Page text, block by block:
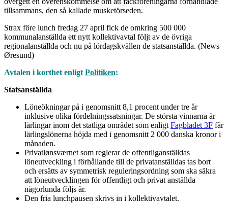
tillsammans, den så kallade musketörseden.
Strax före lunch fredag 27 april fick de omkring 500 000
kommunalanställda ett nytt kollektivavtal följt av de övriga
regionalanställda och nu på lördagskvällen de statsanställda. (News
Øresund)
Avtalen i korthet enligt Politiken:
Statsanställda
Löneökningar på i genomsnitt 8,1 procent under tre år
inklusive olika fördelningssatsningar. De största vinnarna är
lärlingar inom det statliga området som enligt Fagbladet 3F får
lärlingslönerna höjda med i genomsnitt 2 000 danska kronor i
månaden.
Privatlønsværnet som reglerar de offentliganställdas
löneutveckling i förhållande till de privatanställdas tas bort
och ersätts av symmetrisk reguleringsordning som ska säkra
att löneutvecklingen för offentligt och privat anställda
någorlunda följs år.
Den fria lunchpausen skrivs in i kollektivavtalet.